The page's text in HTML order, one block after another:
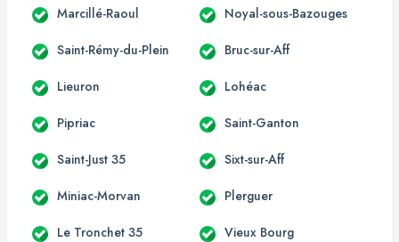
Marcillé-Raoul Noyal-sous-Bazouges
Saint-Rémy-du-Plein Bruc-sur-Aff
Lieuron Lohéac
Pipriac Saint-Ganton
Saint-Just 35 Sixt-sur-Aff
Miniac-Morvan Plerguer
Le Tronchet 35 Vieux Bourg